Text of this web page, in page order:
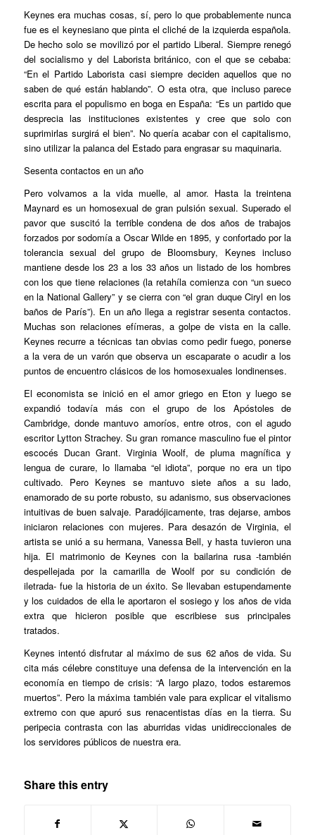
Keynes era muchas cosas, sí, pero lo que probablemente nunca
fue es el keynesiano que pinta el cliché de la izquierda española.
De hecho solo se movilizó por el partido Liberal. Siempre renegó
del socialismo y del Laborista británico, con el que se cebaba:
“En el Partido Laborista casi siempre deciden aquellos que no
saben de qué están hablando”. O esta otra, que incluso parece
escrita para el populismo en boga en España: “Es un partido que
desprecia las instituciones existentes y cree que solo con
suprimirlas surgirá el bien”. No quería acabar con el capitalismo,
sino utilizar la palanca del Estado para engrasar su maquinaria.
Sesenta contactos en un año
Pero volvamos a la vida muelle, al amor. Hasta la treintena
Maynard es un homosexual de gran pulsión sexual. Superado el
pavor que suscitó la terrible condena de dos años de trabajos
forzados por sodomía a Oscar Wilde en 1895, y confortado por la
tolerancia sexual del grupo de Bloomsbury, Keynes incluso
mantiene desde los 23 a los 33 años un listado de los hombres
con los que tiene relaciones (la retahíla comienza con “un sueco
en la National Gallery” y se cierra con “el gran duque Ciryl en los
baños de París”). En un año llega a registrar sesenta contactos.
Muchas son relaciones efímeras, a golpe de vista en la calle.
Keynes recurre a técnicas tan obvias como pedir fuego, ponerse
a la vera de un varón que observa un escaparate o acudir a los
puntos de encuentro clásicos de los homosexuales londinenses.
El economista se inició en el amor griego en Eton y luego se
expandió todavía más con el grupo de los Apóstoles de
Cambridge, donde mantuvo amoríos, entre otros, con el agudo
escritor Lytton Strachey. Su gran romance masculino fue el pintor
escocés Ducan Grant. Virginia Woolf, de pluma magnífica y
lengua de curare, lo llamaba “el idiota”, porque no era un tipo
cultivado. Pero Keynes se mantuvo siete años a su lado,
enamorado de su porte robusto, su adanismo, sus observaciones
intuitivas de buen salvaje. Paradójicamente, tras dejarse, ambos
iniciaron relaciones con mujeres. Para desazón de Virginia, el
artista se unió a su hermana, Vanessa Bell, y hasta tuvieron una
hija. El matrimonio de Keynes con la bailarina rusa -también
despellejada por la camarilla de Woolf por su condición de
iletrada- fue la historia de un éxito. Se llevaban estupendamente
y los cuidados de ella le aportaron el sosiego y los años de vida
extra que hicieron posible que escribiese sus principales
tratados.
Keynes intentó disfrutar al máximo de sus 62 años de vida. Su
cita más célebre constituye una defensa de la intervención en la
economía en tiempo de crisis: “A largo plazo, todos estaremos
muertos”. Pero la máxima también vale para explicar el vitalismo
extremo con que apuró sus renacentistas días en la tierra. Su
peripecia contrasta con las aburridas vidas unidireccionales de
los servidores públicos de nuestra era.
Share this entry